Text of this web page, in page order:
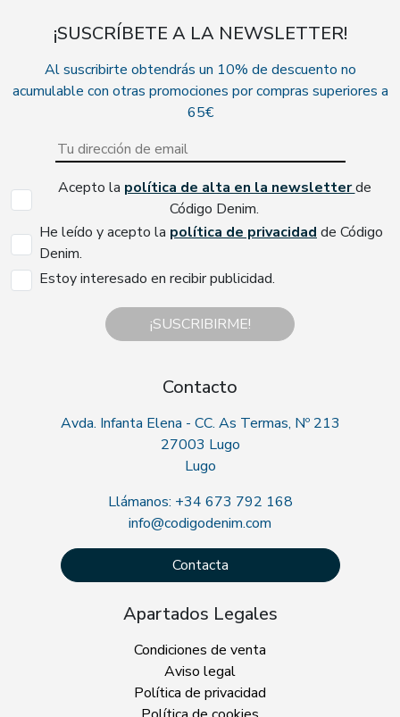
¡SUSCRÍBETE A LA NEWSLETTER!
Al suscribirte obtendrás un 10% de descuento no
acumulable con otras promociones por compras superiores a
65€
Acepto la política de alta en la newsletterde
Código Denim.
He leído y acepto la política de privacidadde Código
Denim.
Estoy interesado en recibir publicidad.
¡SUSCRIBIRME!
Contacto
Avda. Infanta Elena - CC. As Termas, Nº 213
27003 Lugo
Lugo
Llámanos: +34 673 792 168
info@codigodenim.com
Contacta
Apartados Legales
Condiciones de venta
Aviso legal
Política de privacidad